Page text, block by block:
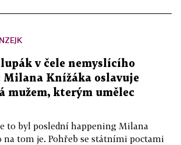
v čele nemyslícího
Milana Knížáka oslavuje
mužem, kterým umělec
to byl poslední happening Milana
na tom je. Pohřeb se státními poctami